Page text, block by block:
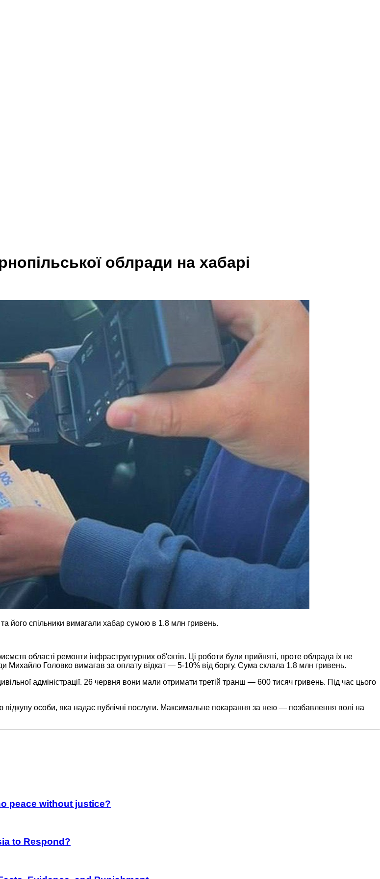
облради на хабарі
його спільники вимагали хабар сумою в 1.8 млн гривень.
області ремонти інфраструктурних об'єктів. Ці роботи були прийняті, проте облрада їх не
Головко вимагав за оплату відкат — 5-10% від боргу. Сума склала 1.8 млн гривень.
адміністрації. 26 червня вони мали отримати третій транш — 600 тисяч гривень. Під час цього
особи, яка надає публічні послуги. Максимальне покарання за нею — позбавлення волі на
peace without justice?
to Respond?